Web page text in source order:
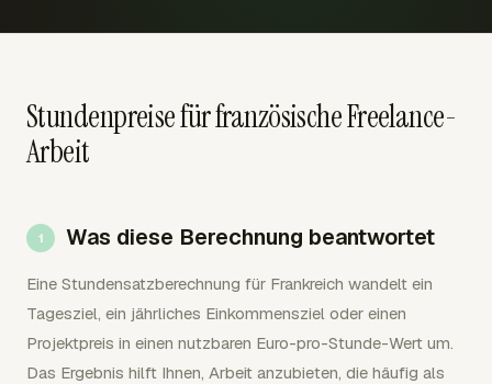
Stundenpreise für französische Freelance-
Arbeit
Was diese Berechnung beantwortet
Eine Stundensatzberechnung für Frankreich wandelt ein
Tagesziel, ein jährliches Einkommensziel oder einen
Projektpreis in einen nutzbaren Euro-pro-Stunde-Wert um.
Das Ergebnis hilft Ihnen, Arbeit anzubieten, die häufig als